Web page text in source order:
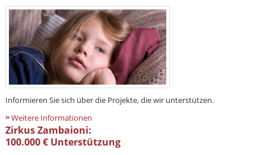
Informieren Sie sich über die Projekte, die wir unterstützen.
Weitere Informationen
Zirkus Zambaioni:
100.000 € Unterstützung